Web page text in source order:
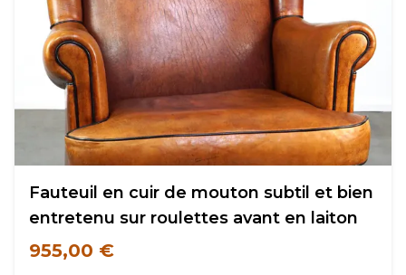
Fauteuil en cuir de mouton subtil et bien
entretenu sur roulettes avant en laiton
955,00 €